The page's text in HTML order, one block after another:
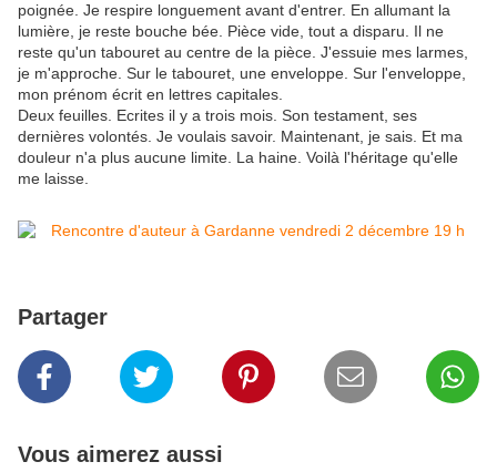
poignée. Je respire longuement avant d'entrer. En allumant la
lumière, je reste bouche bée. Pièce vide, tout a disparu. Il ne
reste qu'un tabouret au centre de la pièce. J'essuie mes larmes,
je m'approche. Sur le tabouret, une enveloppe. Sur l'enveloppe,
mon prénom écrit en lettres capitales.
Deux feuilles. Ecrites il y a trois mois. Son testament, ses
dernières volontés. Je voulais savoir. Maintenant, je sais. Et ma
douleur n'a plus aucune limite. La haine. Voilà l'héritage qu'elle
me laisse.
Partager
Vous aimerez aussi